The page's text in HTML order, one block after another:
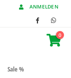
ANMELDEN
0
Sale %